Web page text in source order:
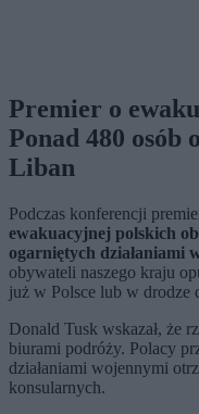
Premier o
Ponad 480 osób
Liban
Podczas konferencji
ewakuacyjnej polskich
ogarniętych działaniami
obywateli naszego kraju
już w Polsce lub w drodze
Donald Tusk wskazał, że
biurami podróży. Polacy
działaniami wojennymi
konsularnych.